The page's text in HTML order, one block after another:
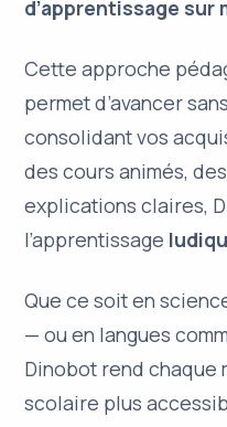
d’apprentissage sur
Cette approche
permet d’avancer
consolidant vos
descours animés,
explications claires,
l’apprentissage
Que ce soit en
— ou en langues
Dinobot rend chaque
scolaire plus